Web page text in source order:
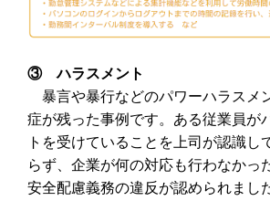
③ ハラスメント
暴言や暴行などのパワーハラスメ
症が残った事例です。ある従業員が
トを受けていることを上司が認識し
らず、企業が何の対応も行わなかっ
安全配慮義務の違反が認められまし